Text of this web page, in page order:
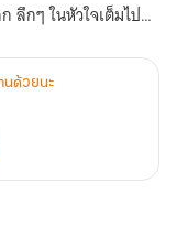
ลึกๆ ในหัวใจเต็มไป
เพื่อขีดเส้นความ
ะไม่ให้ความหวังเธอ
าดเช็ดให้อย่างอ่อน
นด้วยนะ